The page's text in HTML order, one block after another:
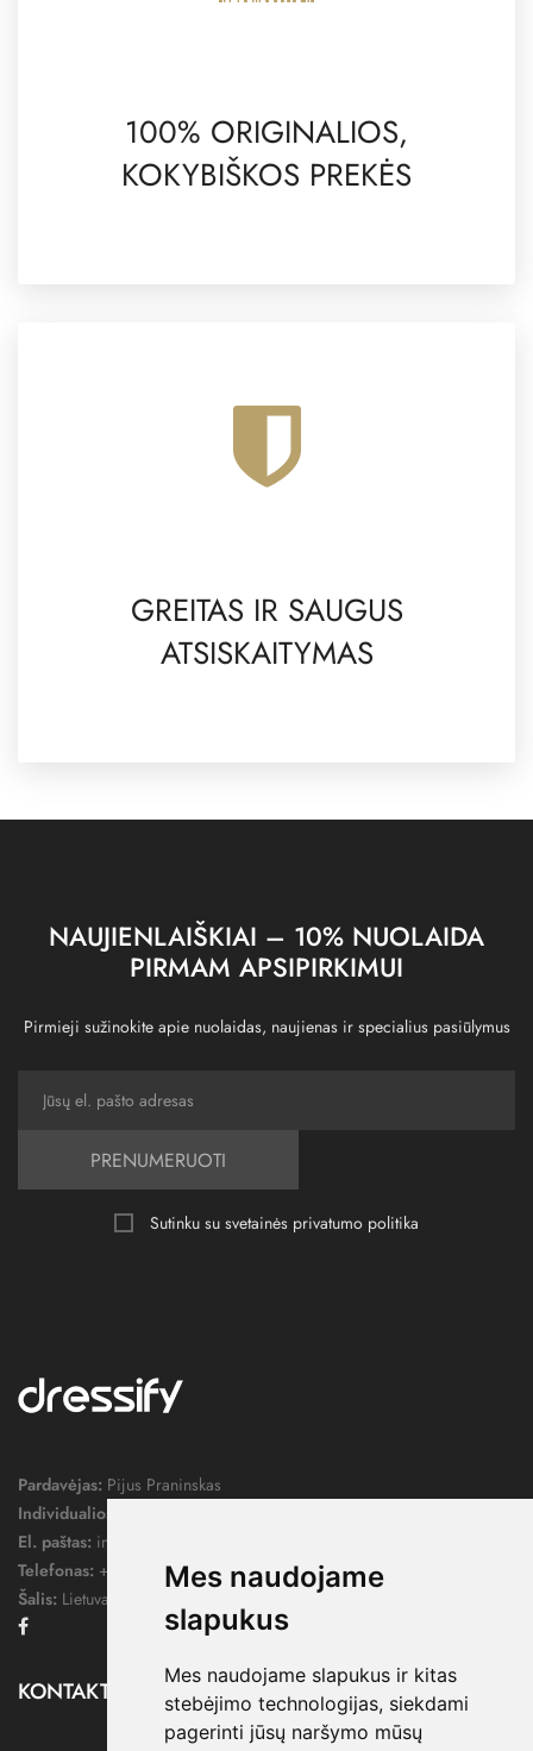
Mes naudojame
slapukus
Mes naudojame slapukus ir kitas
stebėjimo technologijas, siekdami
pagerinti jūsų naršymo mūsų
100% ORIGINALIOS,
KOKYBIŠKOS PREKĖS
GREITAS IR SAUGUS
ATSISKAITYMAS
NAUJIENLAIŠKIAI – 10% NUOLAIDA
PIRMAM APSIPIRKIMUI
Pirmieji sužinokite apie nuolaidas, naujienas ir specialius pasiūlymus
PRENUMERUOTI
Sutinku su svetainės privatumo politika
Pardavėjas: Pijus Praninskas
Individualios veiklos pažymos nr.:
El. paštas: info@dressify.lt
Telefonas: +370 676 78578
Šalis: Lietuva
KONTAKTAI